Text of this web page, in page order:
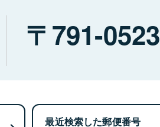
791-0523
最近検索した郵便番号